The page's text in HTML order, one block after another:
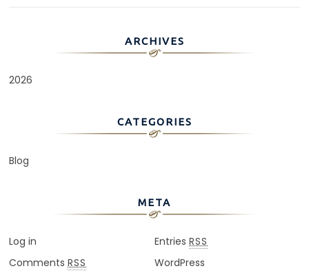
ARCHIVES
2026
CATEGORIES
Blog
META
Log in Entries RSS
CommentsRSS WordPress